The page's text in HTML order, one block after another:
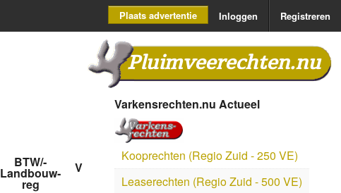
Plaats advertentie Inloggen Registreren
Pluimveerechten.nu
BTW/­
Landbouw­
reg
Views
Varkensrechten.nu Actueel
Kooprechten (Regio Zuid - 250 VE)
Leaserechten (Regio Zuid - 500 VE)